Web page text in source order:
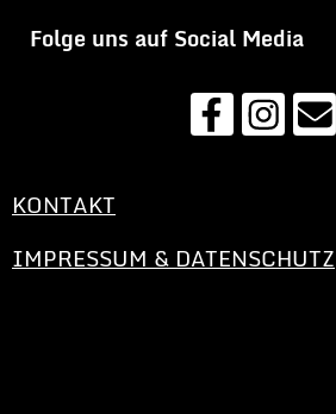
Folge uns auf Social Media
KONTAKT
IMPRESSUM & DATENSCHUTZ